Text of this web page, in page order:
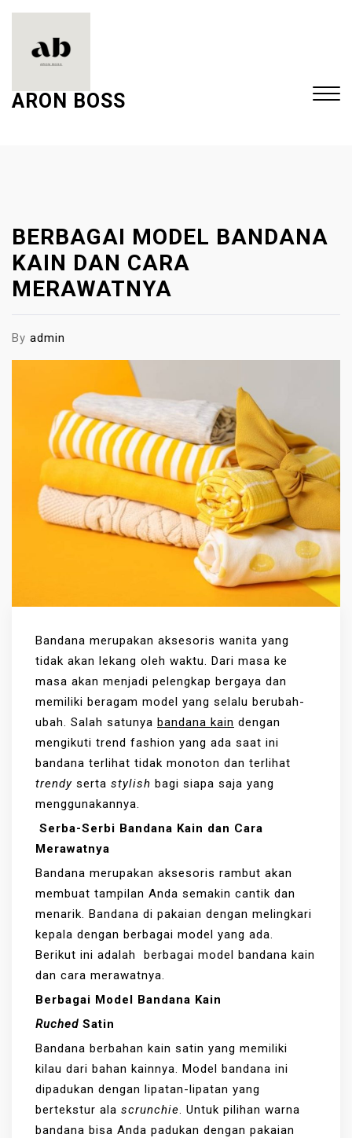
ARON BOSS
BERBAGAI MODEL BANDANA
KAIN DAN CARA
MERAWATNYA
By admin
Bandana merupakan aksesoris wanita yang
tidak akan lekang oleh waktu. Dari masa ke
masa akan menjadi pelengkap bergaya dan
memiliki beragam model yang selalu berubah-
ubah. Salah satunya bandana kain dengan
mengikuti trend fashion yang ada saat ini
bandana terlihat tidak monoton dan terlihat
trendy serta stylish bagi siapa saja yang
menggunakannya.
Serba-Serbi Bandana Kain dan Cara
Merawatnya
Bandana merupakan aksesoris rambut akan
membuat tampilan Anda semakin cantik dan
menarik. Bandana di pakaian dengan melingkari
kepala dengan berbagai model yang ada.
Berikut ini adalah berbagai model bandana kain
dan cara merawatnya.
Berbagai Model Bandana Kain
Ruched Satin
Bandana berbahan kain satin yang memiliki
kilau dari bahan kainnya. Model bandana ini
dipadukan dengan lipatan-lipatan yang
bertekstur ala scrunchie . Untuk pilihan warna
bandana bisa Anda padukan dengan pakaian